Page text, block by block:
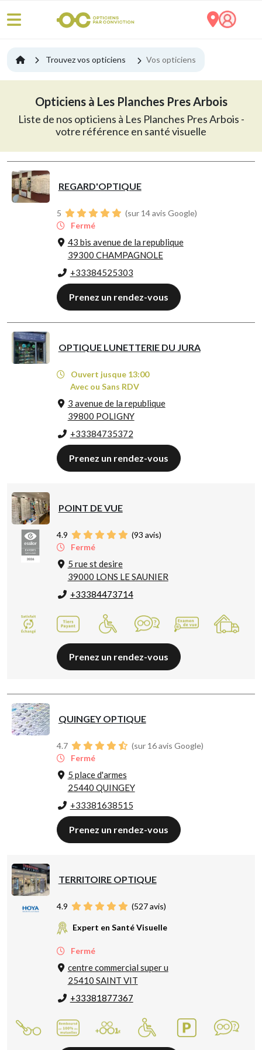
Trouvez vos opticiens Vos opticiens
Opticiens à Les Planches Pres Arbois
Liste de nos opticiens à Les Planches Pres Arbois -
votre référence en santé visuelle
REGARD'OPTIQUE
5
(sur 14 avis Google)
Fermé
43 bis avenue de la republique
39300 CHAMPAGNOLE
+33384525303
Prenez un rendez-vous
OPTIQUE LUNETTERIE DU JURA
Ouvert jusque 13:00
Avec ou Sans RDV
3 avenue de la republique
39800 POLIGNY
+33384735372
Prenez un rendez-vous
POINT DE VUE
4.9 (93 avis)
Fermé
5 rue st desire
39000 LONS LE SAUNIER
+33384473714
Prenez un rendez-vous
QUINGEY OPTIQUE
4.7
(sur 16 avis Google)
Fermé
5 place d'armes
25440 QUINGEY
+33381638515
Prenez un rendez-vous
TERRITOIRE OPTIQUE
4.9 (527avis)
Expert en Santé Visuelle
Fermé
centre commercial super u
25410 SAINT VIT
+33381877367